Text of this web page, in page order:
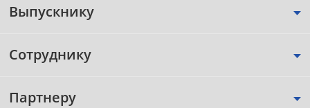
Выпускнику
Сотруднику
Партнеру